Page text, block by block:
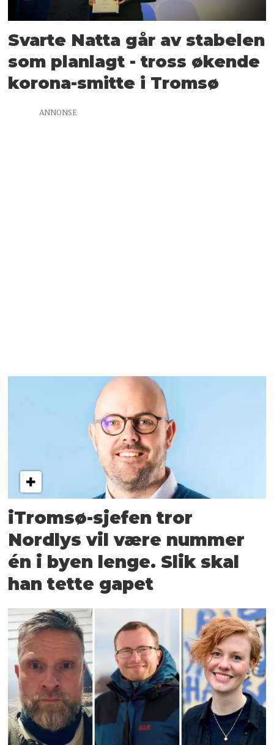
Svarte Natta går av stabelen
som planlagt - tross økende
korona-smitte i Tromsø
ANNONSE
iTromsø-sjefen tror
Nordlys vil være nummer
én i byen lenge. Slik skal
han tette gapet